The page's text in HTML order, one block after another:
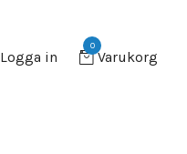
Logga in
0
Varukorg